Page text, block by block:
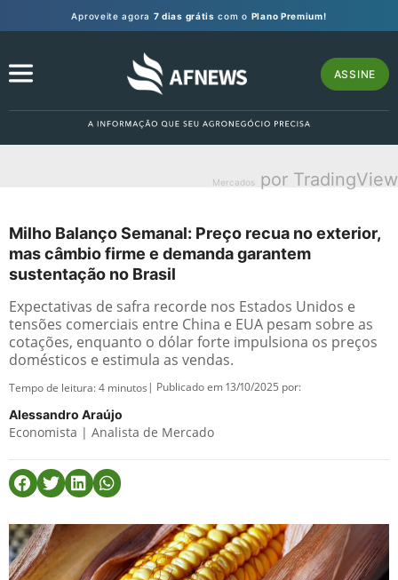
Aproveite agora 7 dias grátis com o Plano Premium!
ASSINE
Mercados por TradingView
Milho Balanço Semanal: Preço recua no exterior,
mas câmbio firme e demanda garantem
sustentação no Brasil
Expectativas de safra recorde nos Estados Unidos e
tensões comerciais entre China e EUA pesam sobre as
cotações, enquanto o dólar forte impulsiona os preços
domésticos e estimula as vendas.
Tempo de leitura:4 minutos | Publicado em 13/10/2025 por:
Alessandro Araújo
Economista | Analista de Mercado